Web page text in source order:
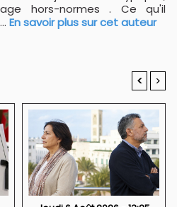
hors-normes . Ce qu'il
En savoir plus sur cet auteur
< >